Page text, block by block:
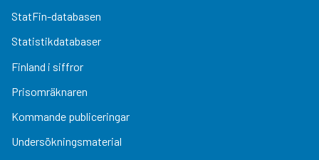
StatFin-databasen
Statistikdatabaser
Finland i siffror
Prisomräknaren
Kommande publiceringar
Undersökningsmaterial